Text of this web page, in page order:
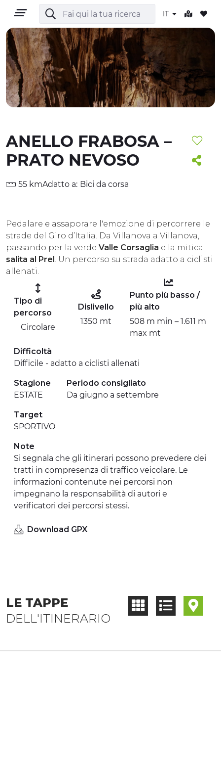
IT
IT
TERRITORIO
OUTDOOR
CULTURA
ESPERIENZE
EVENTI
ACCOGLIENZA
ANELLO FRABOSA –
PRATO NEVOSO
55 kmAdatto a: Bici da corsa
Pedalare e assaporare l'emozione di percorrere le
strade del Giro d’Italia. Da Villanova a Villanova,
passando per la verde Valle Corsaglia e la mitica
salita al Prel . Un percorso su strada adatto a ciclisti
allenati.
Tipo di
percorso
Circolare
Dislivello
1350 mt
Punto più basso /
più alto
508 m min – 1.611 m
max mt
Difficoltà
Difficile - adatto a ciclisti allenati
Stagione
ESTATE
Periodo consigliato
Da giugno a settembre
Target
SPORTIVO
Note
Si segnala che gli itinerari possono prevedere dei
tratti in compresenza di traffico veicolare. Le
informazioni contenute nei percorsi non
impegnano la responsabilità di autori e
verificatori dei percorsi stessi.
Download GPX
LE TAPPE
DELL'ITINERARIO